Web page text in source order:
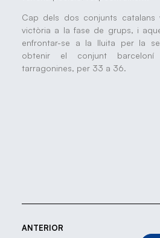
Cap dels dos conjunts
victòria a la fase de grups, i
enfrontar-se a la lluita per la
obtenir el conjunt
tarragonines, per 33 a 36.
ANTERIOR